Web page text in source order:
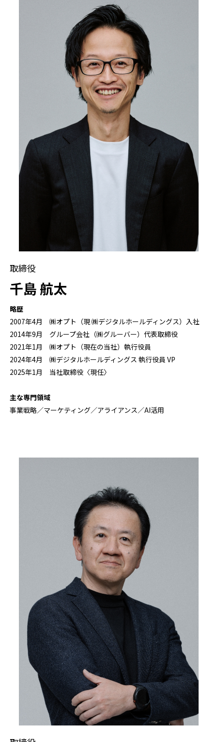
取締役
千島 航太
略歴
2007年4月 ㈱オプト（現 ㈱デジタルホールディングス）入社
2014年9月 グループ会社（㈱グルーバー）代表取締役
2021年1月 ㈱オプト（現在の当社）執行役員
2024年4月 ㈱デジタルホールディングス 執行役員 VP
2025年1月 当社取締役〈現任〉
主な専門領域
事業戦略／マーケティング／アライアンス／AI活用